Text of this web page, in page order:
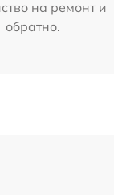
на ремонт и
обратно.